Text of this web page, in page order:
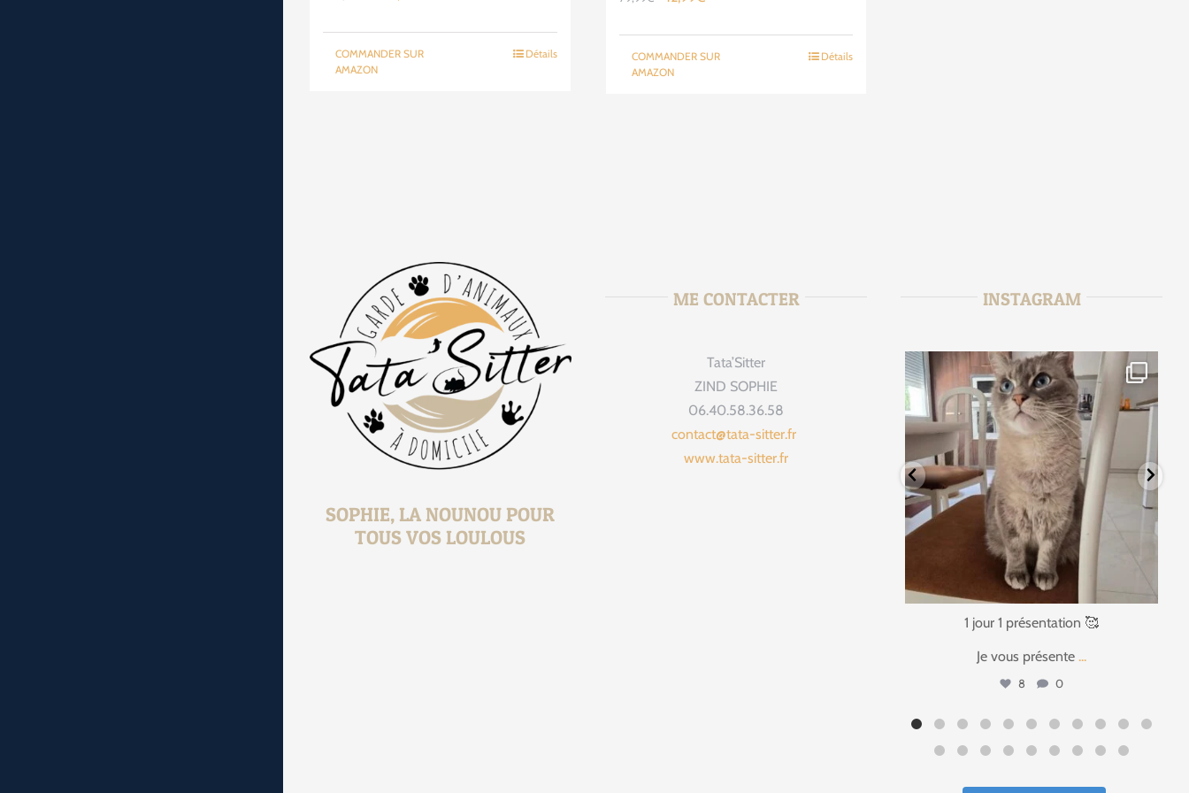
était :
COMMANDER SUR
AMAZON
Détails
était :
COMMANDER SUR
AMAZON
Détails
SOPHIE, LA NOUNOU POUR
TOUS VOS LOULOUS
ME CONTACTER
Tata’Sitter
ZIND SOPHIE
06.40.58.36.58
contact@tata-sitter.fr
www.tata-sitter.fr
INSTAGRAM
tata_sitter
Août 6
tata_sitter
Août 2
1 jour 1 présentation 🥰
Ça faisait si ...
16 3